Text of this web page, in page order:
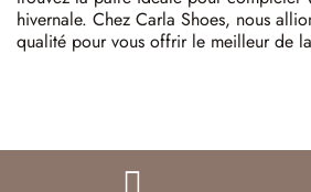
hivernale. Chez Carla Shoes, nous
qualité pour vous offrir le meilleur de